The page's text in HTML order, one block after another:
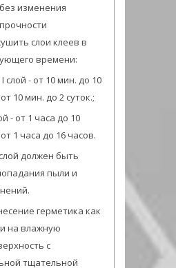
изменения
слои клеев в
времени:
слой - от 10 мин. до 10
10 мин. до 2 суток.;
- от 1 часа до 10
1 часа до 16 часов.
должен быть
пыли и
герметика как
на влажную
с
тщательной